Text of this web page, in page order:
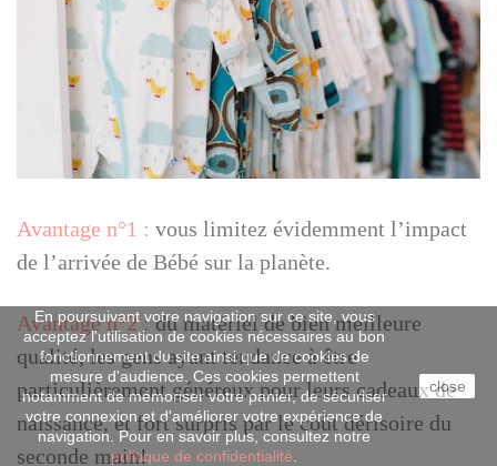
En poursuivant votre navigation sur ce site, vous
acceptez l'utilisation de cookies nécessaires au bon
fonctionnement du site ainsi que de cookies de
mesure d'audience. Ces cookies permettent
notamment de mémoriser votre panier, de sécuriser
votre connexion et d'améliorer votre expérience de
navigation. Pour en savoir plus, consultez notre
politique de confidentialité
close
Avantage n°1 : vous limitez évidemment l’impact
de l’arrivée de Bébé sur la planète.
Avantage n°2 :du matériel de bien meilleure
qualité, les gens ayant tendance à être
particulièrement généreux pour leurs cadeaux de
naissance, et fort surpris par le coût dérisoire du
seconde main!